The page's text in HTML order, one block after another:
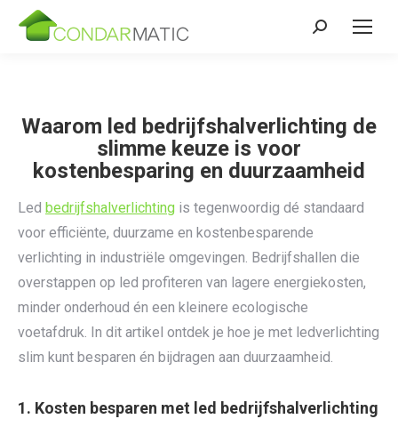
Zoeken:
Waarom led bedrijfshalverlichting de
slimme keuze is voor
kostenbesparing en duurzaamheid
Led bedrijfshalverlichting is tegenwoordig dé standaard
voor efficiënte, duurzame en kostenbesparende
verlichting in industriële omgevingen. Bedrijfshallen die
overstappen op led profiteren van lagere energiekosten,
minder onderhoud én een kleinere ecologische
voetafdruk. In dit artikel ontdek je hoe je met ledverlichting
slim kunt besparen én bijdragen aan duurzaamheid.
1. Kosten besparen met led bedrijfshalverlichting